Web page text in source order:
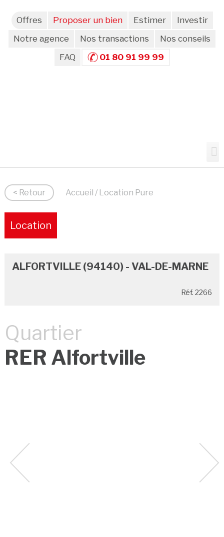
Offres Proposer un bien Estimer
Investir
Notre agence
Nos transactions
Nos conseils
FAQ
01 80 91 99 99
< Retour Accueil / Location Pure
Location
ALFORTVILLE (94140) - VAL-DE-MARNE
Réf. 2266
Quartier
RER Alfortville